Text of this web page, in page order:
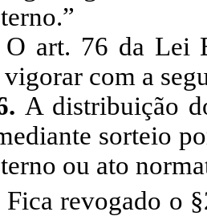
O art. 76 da Lei
vigorar com a
A distribuição
sorteio
ou ato
Fica revogado o